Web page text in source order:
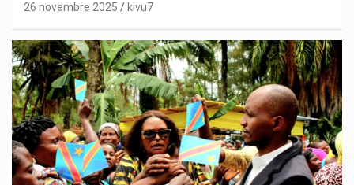
26 novembre 2025 kivu7